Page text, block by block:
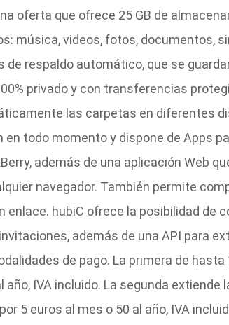
oferta que ofrece 25 GB de
música, videos, fotos, documentos,
de respaldo automático, que se
privado y con transferencias
las carpetas en diferentes
todo momento y dispone de Apps
además de una aplicación Web
navegador. También permite
enlace. hubiC ofrece la posibilidad de
además de una API para
de pago. La primera de hasta
año, IVA incluido. La segunda extiende
5 euros al mes o 50 al año, IVA